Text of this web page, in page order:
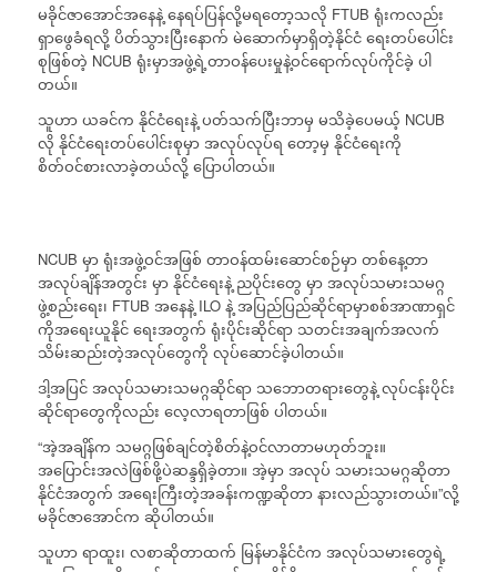
မခိုင်ဇာအောင်အနေနဲ့ နေရပ်ပြန်လို့မရတော့သလို FTUB ရုံးကလည်း
ရှာဖွေခံရလို့ ပိတ်သွားပြီးနောက် မဲဆောက်မှာရှိတဲ့နိုင်ငံ ရေးတပ်ပေါင်း
စုဖြစ်တဲ့ NCUB ရုံးမှာအဖွဲ့ရဲ့တာဝန်ပေးမှုနဲ့ဝင်ရောက်လုပ်ကိုင်ခဲ့ ပါ
တယ်။
သူဟာ ယခင်က နိုင်ငံရေးနဲ့ ပတ်သက်ပြီးဘာမှ မသိခဲ့ပေမယ့် NCUB
လို နိုင်ငံရေးတပ်ပေါင်းစုမှာ အလုပ်လုပ်ရ တော့မှ နိုင်ငံရေးကို
စိတ်ဝင်စားလာခဲ့တယ်လို့ ပြောပါတယ်။
NCUB မှာ ရုံးအဖွဲ့ဝင်အဖြစ် တာဝန်ထမ်းဆောင်စဉ်မှာ တစ်နေ့တာ
အလုပ်ချိန်အတွင်း မှာ နိုင်ငံရေးနဲ့ ညပိုင်းတွေ မှာ အလုပ်သမားသမဂ္ဂ
ဖွဲ့စည်းရေး၊ FTUB အနေနဲ့ ILO နဲ့ အပြည်ပြည်ဆိုင်ရာမှာစစ်အာဏာရှင်
ကိုအရေးယူနိုင် ရေးအတွက် ရုံးပိုင်းဆိုင်ရာ သတင်းအချက်အလက်
သိမ်းဆည်းတဲ့အလုပ်တွေကို လုပ်ဆောင်ခဲ့ပါတယ်။
ဒါ့အပြင် အလုပ်သမားသမဂ္ဂဆိုင်ရာ သဘောတရားတွေနဲ့ လုပ်ငန်းပိုင်း
ဆိုင်ရာတွေကိုလည်း လေ့လာရတာဖြစ် ပါတယ်။
“အဲ့အချိန်က သမဂ္ဂဖြစ်ချင်တဲ့စိတ်နဲ့ဝင်လာတာမဟုတ်ဘူး။
အပြောင်းအလဲဖြစ်ဖို့ပဲဆန္ဒရှိခဲ့တာ။ အဲ့မှာ အလုပ် သမားသမဂ္ဂဆိုတာ
နိုင်ငံအတွက် အရေးကြီးတဲ့အခန်းကဏ္ဍဆိုတာ နားလည်သွားတယ်။”လို့
မခိုင်ဇာအောင်က ဆိုပါတယ်။
သူဟာ ရာထူး၊ လစာဆိုတာထက် မြန်မာနိုင်ငံက အလုပ်သမားတွေရဲ့